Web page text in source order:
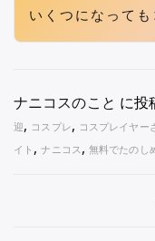
いくつになっても
ナニコスのこと に投
迎, コスプレ, コスプレイヤー
イト ,ナニコス,無料でたのし